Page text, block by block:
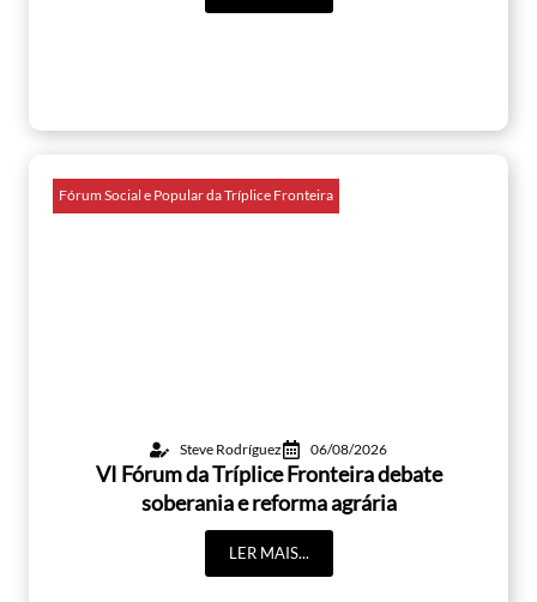
Fórum Social e Popular da Tríplice Fronteira
Steve Rodríguez 06/08/2026
VI Fórum da Tríplice Fronteira debate
soberania e reforma agrária
LER MAIS...